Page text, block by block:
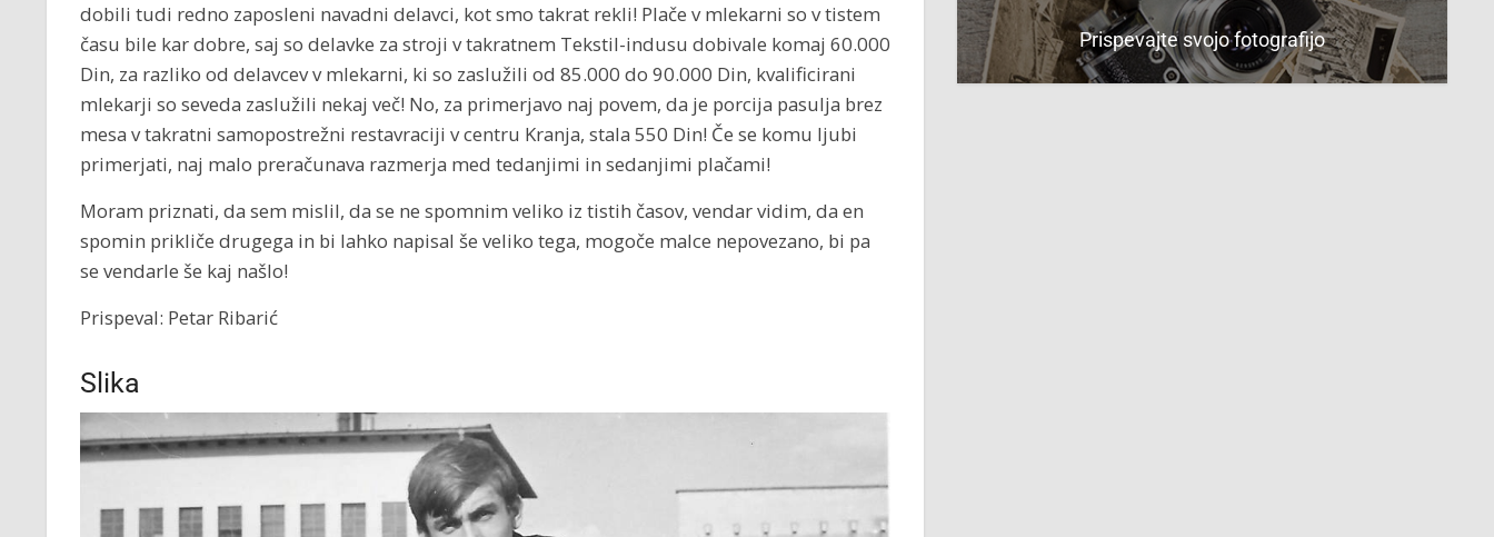
dobili tudi redno zaposleni navadni delavci, kot smo takrat rekli! Plače v mlekarni so v tistem
času bile kar dobre, saj so delavke za stroji v takratnem Tekstil-indusu dobivale komaj 60.000
Din, za razliko od delavcev v mlekarni, ki so zaslužili od 85.000 do 90.000 Din, kvalificirani
mlekarji so seveda zaslužili nekaj več! No, za primerjavo naj povem, da je porcija pasulja brez
mesa v takratni samopostrežni restavraciji v centru Kranja, stala 550 Din! Če se komu ljubi
primerjati, naj malo preračunava razmerja med tedanjimi in sedanjimi plačami!
Moram priznati, da sem mislil, da se ne spomnim veliko iz tistih časov, vendar vidim, da en
spomin prikliče drugega in bi lahko napisal še veliko tega, mogoče malce nepovezano, bi pa
se vendarle še kaj našlo!
Prispeval: Petar Ribarić
Slika
Prispevajte svojo fotografijo